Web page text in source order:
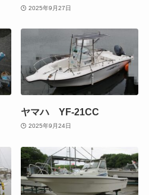
2025年9月27日
ヤマハ YF-21CC
2025年9月24日